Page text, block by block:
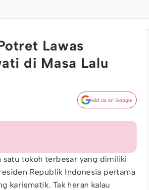
Lawas
di Masa Lalu
Add Us on Google
satu tokoh terbesar yang dimiliki
Republik Indonesia pertama
karismatik. Tak heran kalau